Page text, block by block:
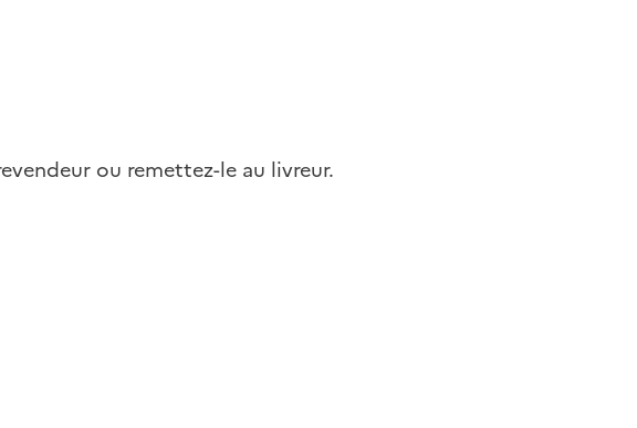
ou remettez-le au livreur.